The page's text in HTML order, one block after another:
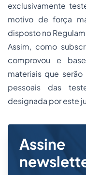
exclusivamente
motivo de força
disposto no
Assim, como
comprovou e
materiais que
pessoais das
designada por este